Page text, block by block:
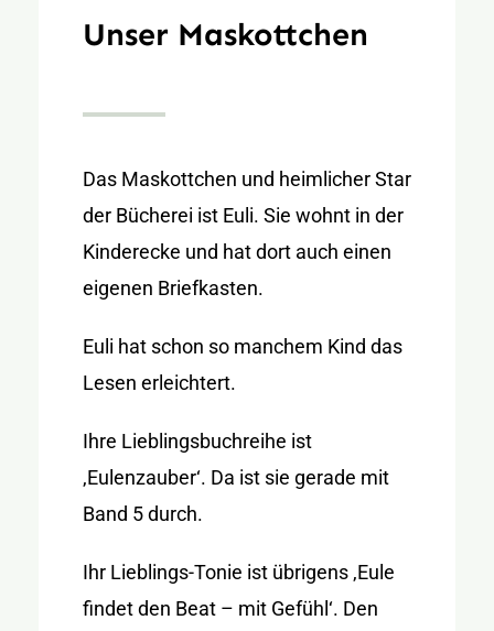
Unser Maskottchen
Das Maskottchen und heimlicher Star
der Bücherei ist Euli. Sie wohnt in der
Kinderecke und hat dort auch einen
eigenen Briefkasten.
Euli hat schon so manchem Kind das
Lesen erleichtert.
Ihre Lieblingsbuchreihe ist
‚Eulenzauber‘. Da ist sie gerade mit
Band 5 durch.
Ihr Lieblings-Tonie ist übrigens ‚Eule
findet den Beat – mit Gefühl‘. Den